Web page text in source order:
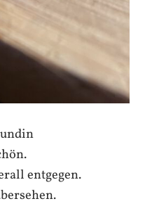
entgegen.